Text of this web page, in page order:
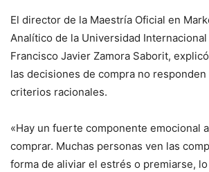
El director de la Maestría Oficial en
Analítico de la Universidad Internacional
Francisco Javier Zamora Saborit,
las decisiones de compra no
criterios racionales.
«Hay un fuerte componente emocional
comprar. Muchas personas ven las
forma de aliviar el estrés o premiarse,